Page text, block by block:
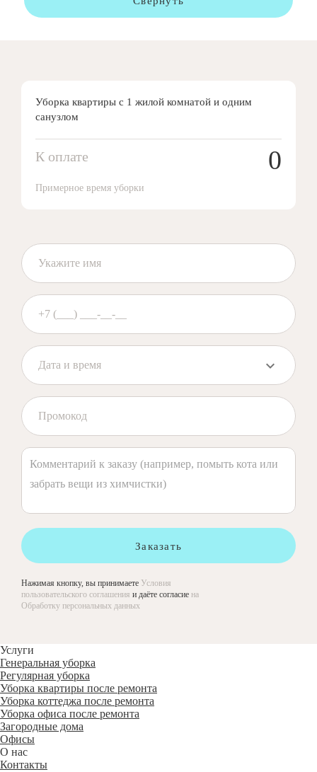
Уборка квартиры с 1 жилой комнатой и одним
санузлом
К оплате 0
Примерное время уборки
Заказать
Нажимая кнопку, вы принимаете Условия
пользовательского соглашения и даёте согласие на
Обработку персональных данных
Услуги
Генеральная уборка
Регулярная уборка
Уборка квартиры после ремонта
Уборка коттеджа после ремонта
Уборка офиса после ремонта
Загородные дома
Офисы
О нас
Контакты